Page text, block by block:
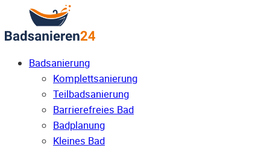
Badsanierung
Komplettsanierung
Teilbadsanierung
Barrierefreies Bad
Badplanung
Kleines Bad